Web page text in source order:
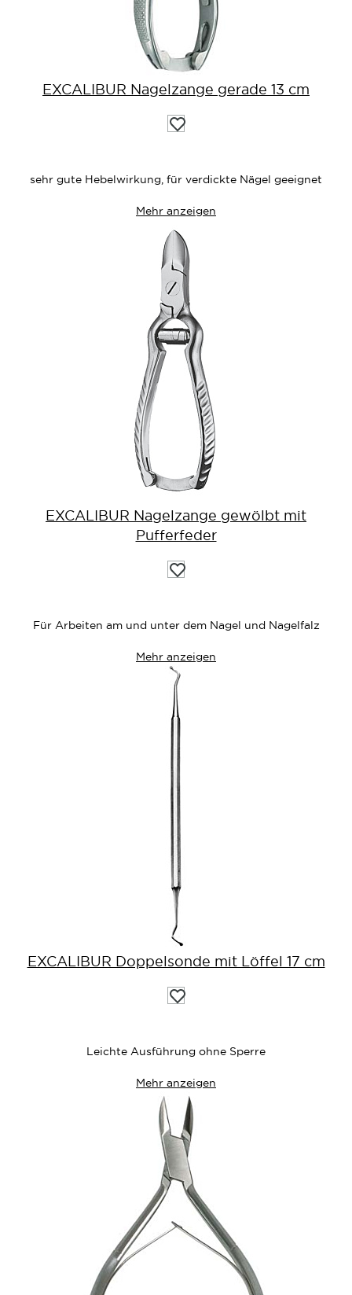
EXCALIBUR Nagelzange gerade 13 cm
Auf
die
sehr gute Hebelwirkung, für verdickte Nägel geeignet
Mehr anzeigen
EXCALIBUR Nagelzange gewölbt mit
Pufferfeder
Auf
die
Für Arbeiten am und unter dem Nagel und Nagelfalz
Mehr anzeigen
EXCALIBUR Doppelsonde mit Löffel 17 cm
Auf
die
Leichte Ausführung ohne Sperre
Mehr anzeigen